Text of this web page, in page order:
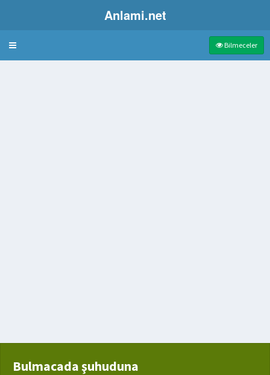
Anlami.net
Bulmaca Bilmeceler
Bulmacada şuhuduna